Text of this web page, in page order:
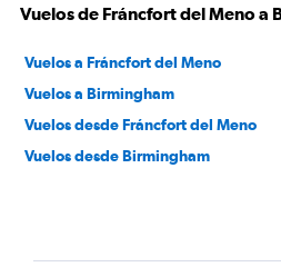
Vuelos de Fráncfort del Meno a
Vuelos a Fráncfort del Meno
Vuelos a Birmingham
Vuelos desde Fráncfort del Meno
Vuelos desde Birmingham